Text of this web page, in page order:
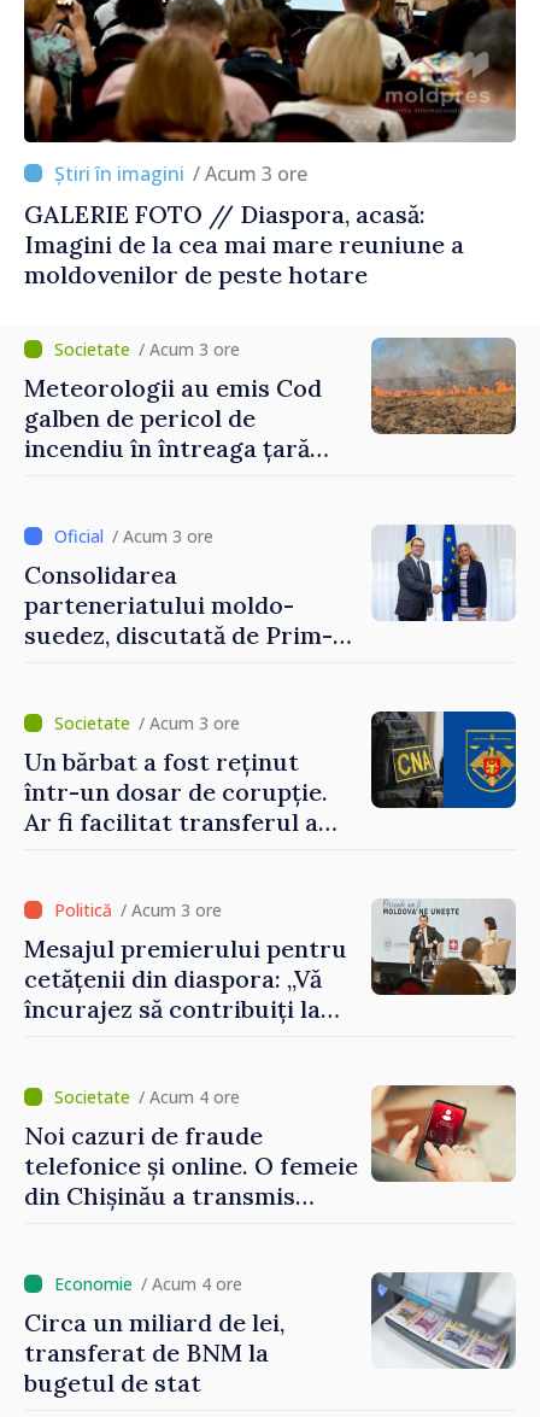
/ Acum 3 ore
GALERIE FOTO // Diaspora, acasă:
Imagini de la cea mai mare reuniune a
moldovenilor de peste hotare
/ Acum 3 ore
Meteorologii au emis Cod
galben de pericol de
incendiu în întreaga țară
/ Acum 3 ore
Consolidarea
parteneriatului moldo-
suedez, discutată de Prim-
Petra Lärke/ Acum 3 ore
Un bărbat a fost reținut
într-un dosar de corupție.
Ar fi facilitat transferul a
/ Acum 3 ore
Mesajul premierului pentru
cetățenii din diaspora: „Vă
încurajez să contribuiți la
/ Acum 4 ore
Noi cazuri de fraude
telefonice și online. O femeie
din Chișinău a transmis
/ Acum 4 ore
Circa un miliard de lei,
transferat de BNM la
bugetul de stat